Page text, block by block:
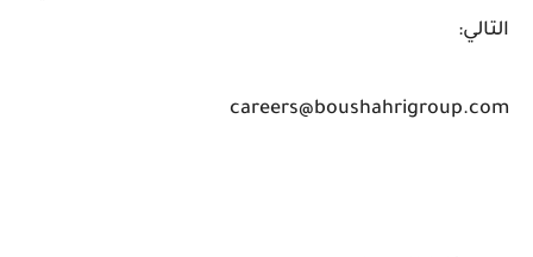
التالي:
careers@boushahrigroup.com